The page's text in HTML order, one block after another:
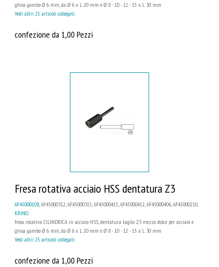
ghisa gambo Ø 6 mm, da Ø 6 x L 20 mm e Ø 8 - 10 - 12 - 15 x L 30 mm
Vedi altri 25 articoli collegati
confezione da 1,00 Pezzi
Fresa rotativa acciaio HSS dentatura Z3
6F45000108, 6F45000312, 6F45000315, 6F45000415, 6F45000412, 6F45000406, 6F45000210...
KRINO
fresa rotativa CILINDRICA in acciaio HSS, dentatura taglio Z3 mezzo dolce per acciaio e
ghisa gambo Ø 6 mm, da Ø 6 x L 20 mm e Ø 8 - 10 - 12 - 15 x L 30 mm
Vedi altri 25 articoli collegati
confezione da 1,00 Pezzi